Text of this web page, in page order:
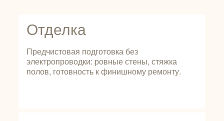
Отделка
Предчистовая подготовка без
электропроводки: ровные стены, стяжка
полов, готовность к финишному ремонту.